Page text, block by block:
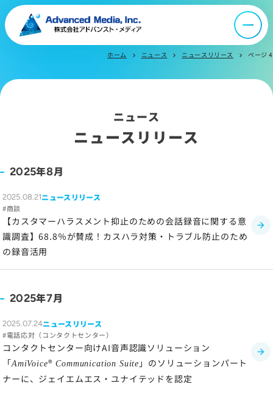
ニュース
お問い合わせ
サイトマップ
サイトのご利用について
プライバシーポリシー
労働者派遣事業に関わる情報
メールマガジン
ホーム chevron_right ニュース chevron_right ニュースリリース chevron_right ページ 4
ニュース
ニュースリリース
2025年8月
2025.08.21ニュースリリース
商談
【カスタマーハラスメント抑止のための会話録音に関する意
識調査】68.8％が賛成！カスハラ対策・トラブル防止のため
の録音活用
2025年7月
2025.07.24ニュースリリース
電話応対（コンタクトセンター）
コンタクトセンター向けAI音声認識ソリューション
「AmiVoice® Communication Suite 」のソリューションパート
ナーに、ジェイエムエス・ユナイテッドを認定